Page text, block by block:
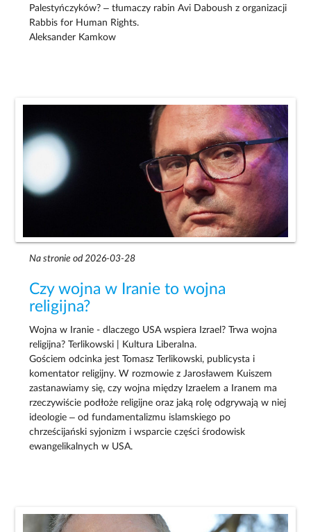
Palestyńczyków? – tłumaczy rabin Avi Daboush z organizacji
Rabbis for Human Rights.
Aleksander Kamkow
Na stronie od 2026-03-28
Czy wojna w Iranie to wojna
religijna?
Wojna w Iranie - dlaczego USA wspiera Izrael? Trwa wojna
religijna? Terlikowski | Kultura Liberalna.
Gościem odcinka jest Tomasz Terlikowski, publicysta i
komentator religijny. W rozmowie z Jarosławem Kuiszem
zastanawiamy się, czy wojna między Izraelem a Iranem ma
rzeczywiście podłoże religijne oraz jaką rolę odgrywają w niej
ideologie – od fundamentalizmu islamskiego po
chrześcijański syjonizm i wsparcie części środowisk
ewangelikalnych w USA.